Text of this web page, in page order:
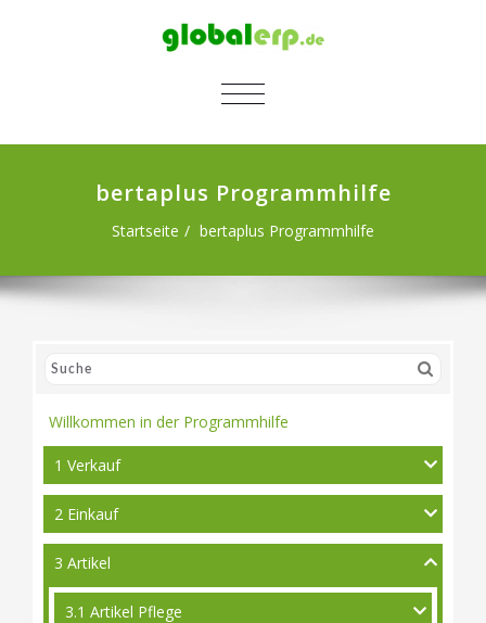
SCHALTE NAVIGATION
bertaplus Programmhilfe
Startseite bertaplus Programmhilfe
Willkommen in der Programmhilfe
1 Verkauf
2 Einkauf
3 Artikel
3.1 Artikel Pflege